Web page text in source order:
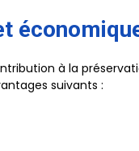
à la
suivants :